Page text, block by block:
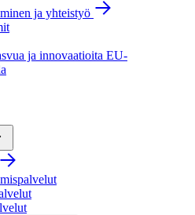
ja yhteistyö
ja innovaatioita EU-